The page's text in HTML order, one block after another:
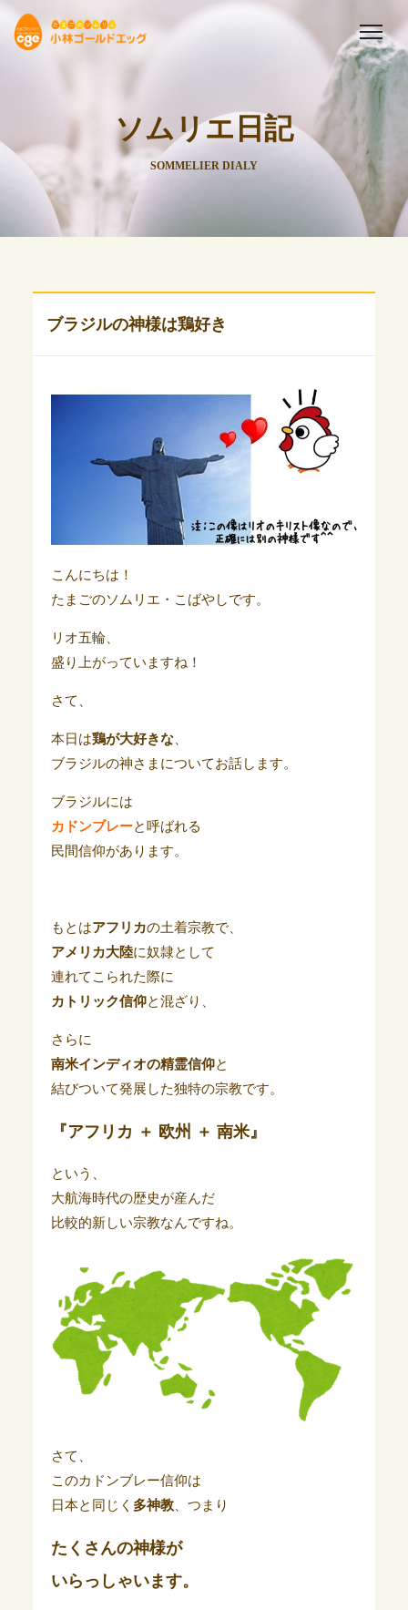
ソムリエ日記
SOMMELIER DIALY
ブラジルの神様は鶏好き
こんにちは！
たまごのソムリエ・こばやしです。
リオ五輪、
盛り上がっていますね！
さて、
本日は鶏が大好きな、
ブラジルの神さまについてお話します。
ブラジルには
カドンブレーと呼ばれる
民間信仰があります。
もとはアフリカの土着宗教で、
アメリカ大陸に奴隷として
連れてこられた際に
カトリック信仰と混ざり、
さらに
南米インディオの精霊信仰と
結びついて発展した独特の宗教です。
『アフリカ ＋ 欧州 ＋ 南米』
という、
大航海時代の歴史が産んだ
比較的新しい宗教なんですね。
さて、
このカドンブレー信仰は
日本と同じく 多神教、つまり
たくさんの神様が
いらっしゃいます。